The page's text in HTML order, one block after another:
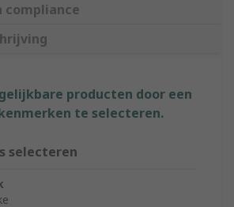
compliance
producten door een
te selecteren.
selecteren